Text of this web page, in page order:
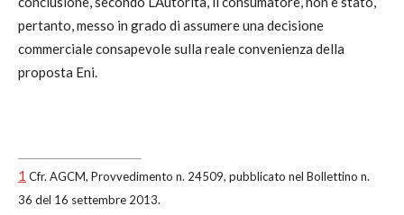
pertanto, messo in grado di assumere una decisione
commerciale consapevole sulla reale convenienza della
proposta Eni.
1 Cfr. AGCM, Provvedimento n. 24509, pubblicato nel Bollettino n.
36 del 16 settembre 2013.